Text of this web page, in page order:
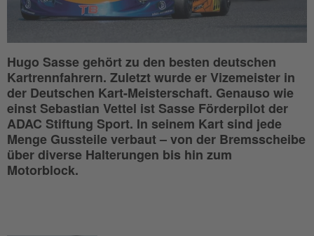
Hugo Sasse gehört zu den besten deutschen
Kartrennfahrern. Zuletzt wurde er Vizemeister in
der Deutschen Kart-Meisterschaft. Genauso wie
einst Sebastian Vettel ist Sasse Förderpilot der
ADAC Stiftung Sport. In seinem Kart sind jede
Menge Gussteile verbaut – von der Bremsscheibe
über diverse Halterungen bis hin zum
Motorblock.